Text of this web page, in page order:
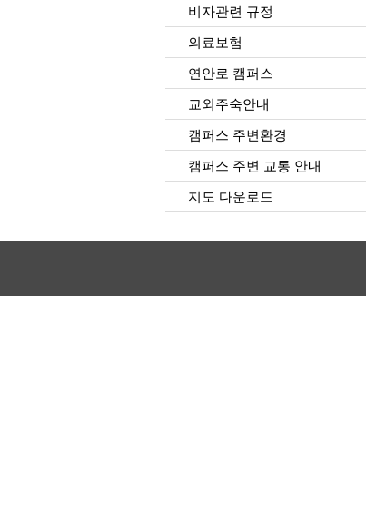
비자관련 규정
의료보험
연안로 캠퍼스
교외주숙안내
캠퍼스 주변환경
캠퍼스 주변 교통 안내
지도 다운로드